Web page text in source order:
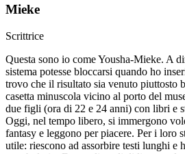
Mieke
Scrittrice
Questa sono io come Yousha-Mieke. A
sistema potesse bloccarsi quando ho
trovo che il risultato sia venuto piuttosto
casetta minuscola vicino al porto del
due figli (ora di 22 e 24 anni) con libri e
Oggi, nel tempo libero, si immergono
fantasy e leggono per piacere. Per i loro
utile: riescono ad assorbire testi lunghi e